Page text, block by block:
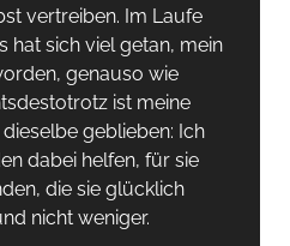
vertreiben. Im Laufe
hat sich viel getan, mein
genauso wie
ist meine
geblieben: Ich
dabei helfen, für sie
die sie glücklich
nicht weniger.